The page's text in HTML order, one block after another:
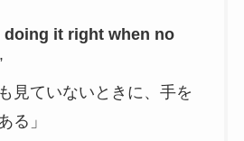
doing it right when no
見ていないときに、手を
る」